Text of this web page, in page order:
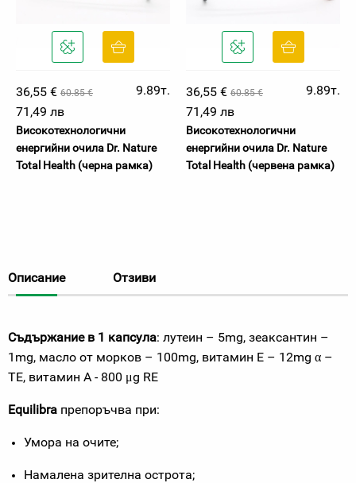
36,55 € 60.85 €
9.89т.
71,49 лв
Високотехнологични
енергийни очила Dr. Nature
Total Health (черна рамка)
36,55 € 60.85 €
9.89т.
71,49 лв
Високотехнологични
енергийни очила Dr. Nature
Total Health (червена рамка)
Описание Отзиви
Съдържание в 1 капсула: лутеин – 5mg, зеаксантин –
1 mg, масло от морков – 100mg, витамин Е – 12mg α –
ТЕ, витамин А - 800 μg RE
Equilibra препоръчва при:
Умора на очите;
Намалена зрителна острота;